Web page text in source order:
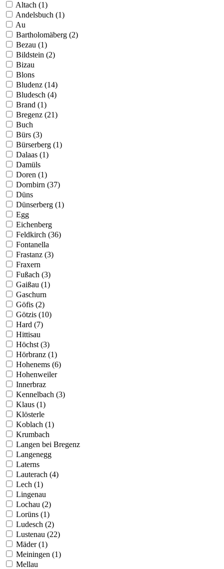
Altach (1)
Andelsbuch (1)
Au
Bartholomäberg (2)
Bezau (1)
Bildstein (2)
Bizau
Blons
Bludenz (14)
Bludesch (4)
Brand (1)
Bregenz (21)
Buch
Bürs (3)
Bürserberg (1)
Dalaas (1)
Damüls
Doren (1)
Dornbirn (37)
Düns
Dünserberg (1)
Egg
Eichenberg
Feldkirch (36)
Fontanella
Frastanz (3)
Fraxern
Fußach (3)
Gaißau (1)
Gaschurn
Göfis (2)
Götzis (10)
Hard (7)
Hittisau
Höchst (3)
Hörbranz (1)
Hohenems (6)
Hohenweiler
Innerbraz
Kennelbach (3)
Klaus (1)
Klösterle
Koblach (1)
Krumbach
Langen bei Bregenz
Langenegg
Laterns
Lauterach (4)
Lech (1)
Lingenau
Lochau (2)
Lorüns (1)
Ludesch (2)
Lustenau (22)
Mäder (1)
Meiningen (1)
Mellau